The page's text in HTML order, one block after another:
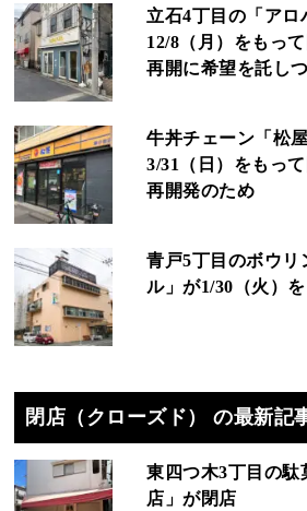
立石4丁目の「アロ
12/8（月）をもっ
再開に希望を託し
牛丼チェーン「松
3/31（日）をもっ
再開発のため
青戸5丁目のボウリ
ル」が1/30（火）
閉店（クローズド） の最新記
東四つ木3丁目の駄
店」が閉店